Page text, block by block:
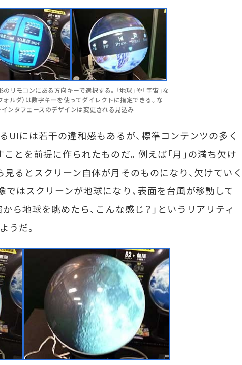
リモコンにある方向キーで選択する。「地球」や「宇宙」な
ルダ）は数字キーを使ってダイレクトに指定できる。な
ンタフェースのデザインは変更される見込み
には若干の違和感もあるが、標準コンテンツの多く
とを前提に作られたものだ。例えば「月」の満ち欠け
るとスクリーン自体が月そのものになり、欠けていく
ではスクリーンが地球になり、表面を台風が移動して
ら地球を眺めたら、こんな感じ？」というリアリティ
うだ。